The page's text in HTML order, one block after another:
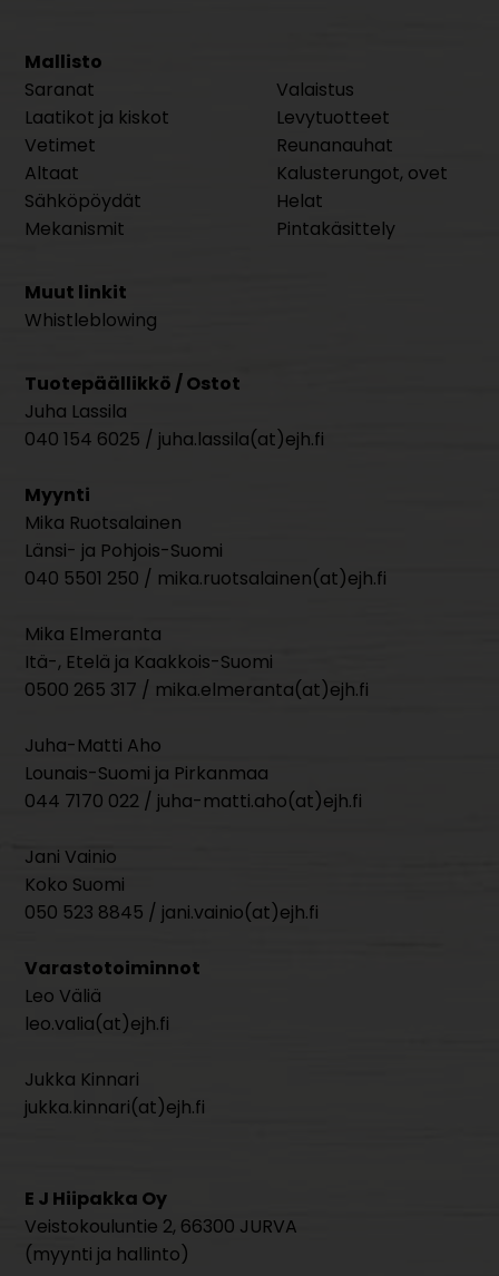
Mallisto
Saranat
Laatikot ja kiskot
Vetimet
Altaat
Sähköpöydät
Mekanismit
Valaistus
Levytuotteet
Reunanauhat
Kalusterungot, ovet
Helat
Pintakäsittely
Muut linkit
Whistleblowing
Tuotepäällikkö / Ostot
Juha Lassila
040 154 6025 / juha.lassila(at)ejh.fi
Myynti
Mika Ruotsalainen
Länsi- ja Pohjois-Suomi
040 5501 250 / mika.ruotsalainen(at)ejh.fi
Mika Elmeranta
Itä-, Etelä ja Kaakkois-Suomi
0500 265 317 / mika.elmeranta(at)ejh.fi
Juha-Matti Aho
Lounais-Suomi ja Pirkanmaa
044 7170 022 / juha-matti.aho(at)ejh.fi
Jani Vainio
Koko Suomi
050 523 8845 / jani.vainio(at)ejh.fi
Varastotoiminnot
Leo Väliä
leo.valia(at)ejh.fi
Jukka Kinnari
jukka.kinnari(at)ejh.fi
E J Hiipakka Oy
Veistokouluntie 2, 66300 JURVA
(myynti ja hallinto)